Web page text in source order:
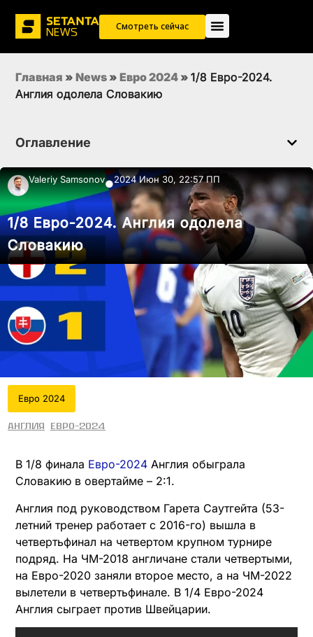
Смотреть сейчас
Главная » News » Евро 2024 » 1/8 Евро-2024.
Англия одолела Словакию
Оглавление
Valeriy Samsonov●2024 Июн 30, 22:57 ПП
1/8 Евро-2024. Англия одолела
Словакию
Евро 2024
Англия Евро-2024
В 1/8 финала Евро-2024 Англия обыграла
Словакию в овертайме – 2:1.
Англия под руководством Гарета Саутгейта (53-
летний тренер работает с 2016-го) вышла в
четвертьфинал на четвертом крупном турнире
подряд. На ЧМ-2018 англичане стали четвертыми,
на Евро-2020 заняли второе место, а на ЧМ-2022
вылетели в четвертьфинале. В 1/4 Евро-2024
Англия сыграет против Швейцарии.